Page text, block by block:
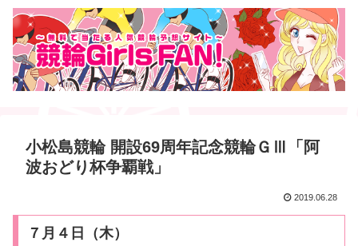
小松島競輪 開設69周年記念競輪ＧⅢ「阿
波おどり杯争覇戦」
2019.06.28
７月４日（木）